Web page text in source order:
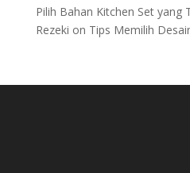
Pilih Bahan Kitchen Set yang
Rezeki on Tips Memilih